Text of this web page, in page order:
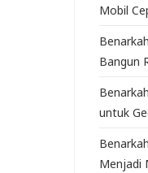
Mobil
Bangun
untuk
Menjadi